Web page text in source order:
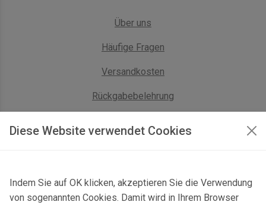
Diese Website verwendet Cookies
Indem Sie auf OK klicken, akzeptieren Sie die Verwendung
von sogenannten Cookies. Damit wird in Ihrem Browser
Über uns
Häufige Fragen
Versandkosten
Rückgabebelehrung
Kontaktformular & Anfahrt